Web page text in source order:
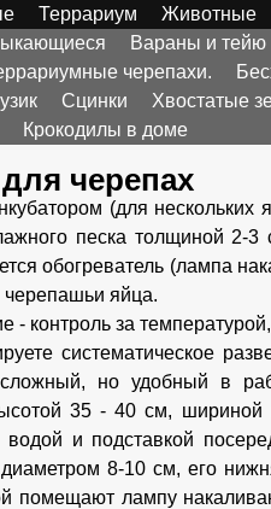
Террариум Животные
Вараны и тейю
черепахи.
Сцинки Хвостатые
Крокодилы в доме
черепах
(для нескольких
песка толщиной 2-
обогреватель (лампа
яйца.
- контроль за
систематическое
сложный, но удобный в
35 - 40 см, шириной
водой и подставкой
8-10 см, его
помещают лампу